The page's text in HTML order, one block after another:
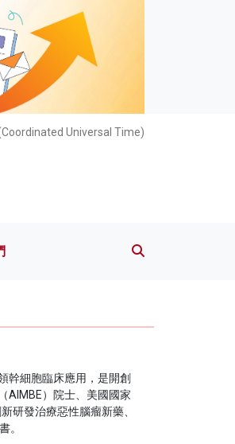
Universal Time)
我們
幹細胞臨床應用，是開創
AIMBE）院士、美國國家
研發治療惡性腦瘤新藥、
。